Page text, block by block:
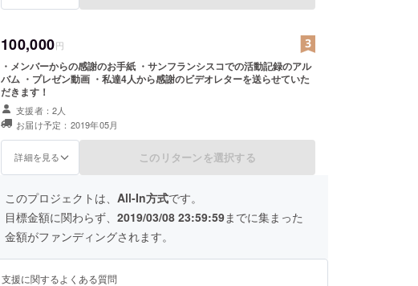
100,000円
・メンバーからの感謝のお手紙 ・サンフランシスコでの活動記録のアル
バム ・プレゼン動画 ・私達4人から感謝のビデオレターを送らせていた
だきます！
支援者：2人
お届け予定：2019年05月
詳細を見る このリターンを選択する
このプロジェクトは、 All-In方式です。
目標金額に関わらず、 2019/03/08 23:59:59までに集まった
金額がファンディングされます。
支援に関するよくある質問